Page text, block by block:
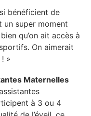
bénéficient de
un super moment
qu’on ait accès à
On aimerait
»
Maternelles
à 3 ou 4